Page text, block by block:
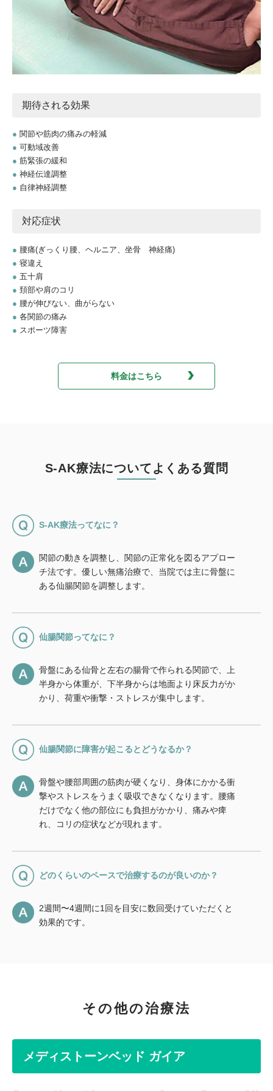
期待される効果
● 関節や筋肉の痛みの軽減
● 可動域改善
● 筋緊張の緩和
● 神経伝達調整
● 自律神経調整
対応症状
● 腰痛(ぎっくり腰、ヘルニア、坐骨 神経痛)
● 寝違え
● 五十肩
● 頚部や肩のコリ
● 腰が伸びない、曲がらない
● 各関節の痛み
● スポーツ障害
料金はこちら
S-AK療法についてよくある質問
S-AK療法ってなに？
関節の動きを調整し、関節の正常化を図るアプロー
チ法です。優しい無痛治療で、当院では主に骨盤に
ある仙腸関節を調整します。
仙腸関節ってなに？
骨盤にある仙骨と左右の腸骨で作られる関節で、上
半身から体重が、下半身からは地面より床反力がか
かり、荷重や衝撃・ストレスが集中します。
仙腸関節に障害が起こるとどうなるか？
骨盤や腰部周囲の筋肉が硬くなり、身体にかかる衝
撃やストレスをうまく吸収できなくなります。腰痛
だけでなく他の部位にも負担がかかり、痛みや痺
れ、コリの症状などが現れます。
どのくらいのペースで治療するのが良いのか？
2週間〜4週間に1回を目安に数回受けていただくと
効果的です。
その他の治療法
メディストーンベッド ガイア